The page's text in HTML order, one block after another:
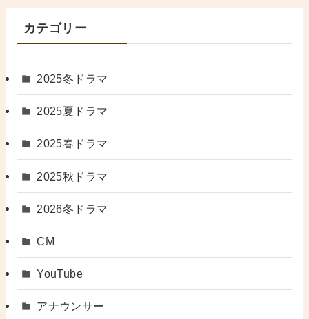
カテゴリー
2025冬ドラマ
2025夏ドラマ
2025春ドラマ
2025秋ドラマ
2026冬ドラマ
CM
YouTube
アナウンサー